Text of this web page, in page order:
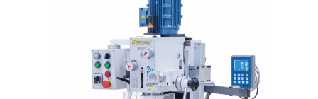
Ferastraie metal cu banda si taiere
dubla semiautomate
Ferastraie prelucrare metal cu
banda si taiere dubla